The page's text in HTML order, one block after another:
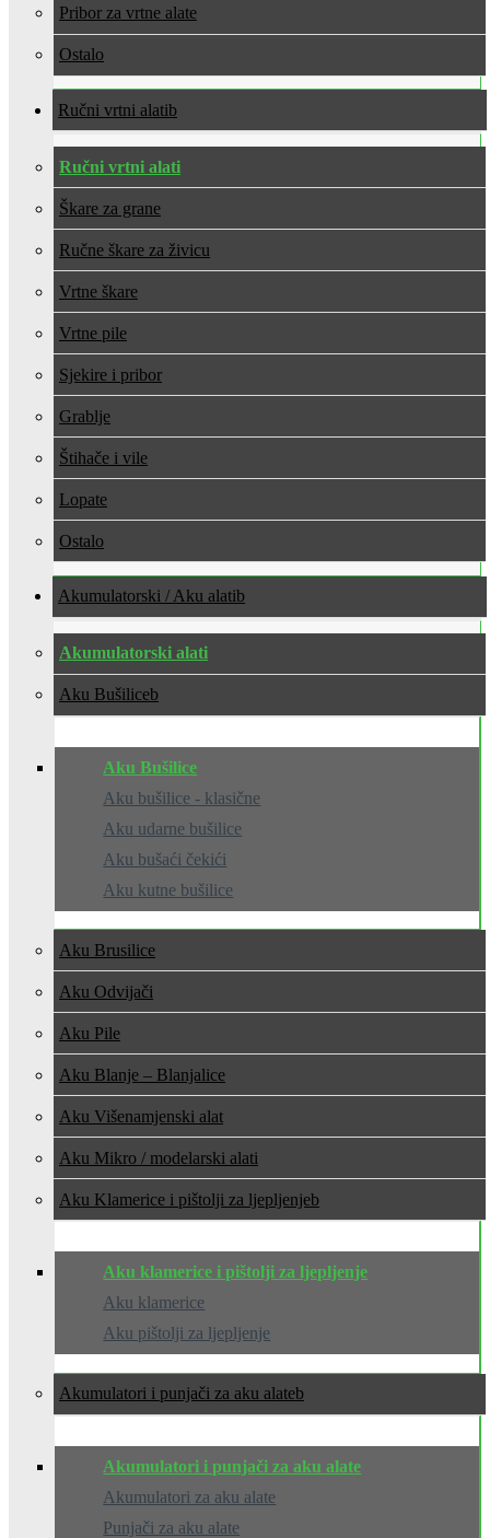
Pribor za vrtne alate
Ostalo
Ručni vrtni alati
Ručni vrtni alati
Škare za grane
Ručne škare za živicu
Vrtne škare
Vrtne pile
Sjekire i pribor
Grablje
Štihače i vile
Lopate
Ostalo
Akumulatorski / Aku alati
Akumulatorski alati
Aku Bušilice
Aku Bušilice
Aku bušilice - klasične
Aku udarne bušilice
Aku bušaći čekići
Aku kutne bušilice
Aku Brusilice
Aku Odvijači
Aku Pile
Aku Blanje – Blanjalice
Aku Višenamjenski alat
Aku Mikro / modelarski alati
Aku Klamerice i pištolji za ljepljenje
Aku klamerice i pištolji za ljepljenje
Aku klamerice
Aku pištolji za ljepljenje
Akumulatori i punjači za aku alate
Akumulatori i punjači za aku alate
Akumulatori za aku alate
Punjači za aku alate